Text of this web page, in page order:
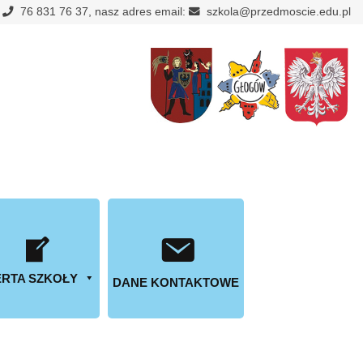
76 831 76 37, nasz adres email: szkola@przedmoscie.edu.pl
SZKOŁY DANE KONTAKTOWE